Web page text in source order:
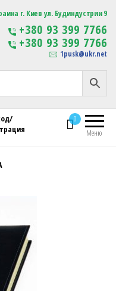
Изготовление
сувенирной продукции
с логотипом
г. Киев ул. Будиндустрии 9
+380 93 399 7766
+380 93 399 7766
1pusk@ukr.net
Меню
0